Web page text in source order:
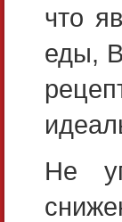
что
еды,
Не